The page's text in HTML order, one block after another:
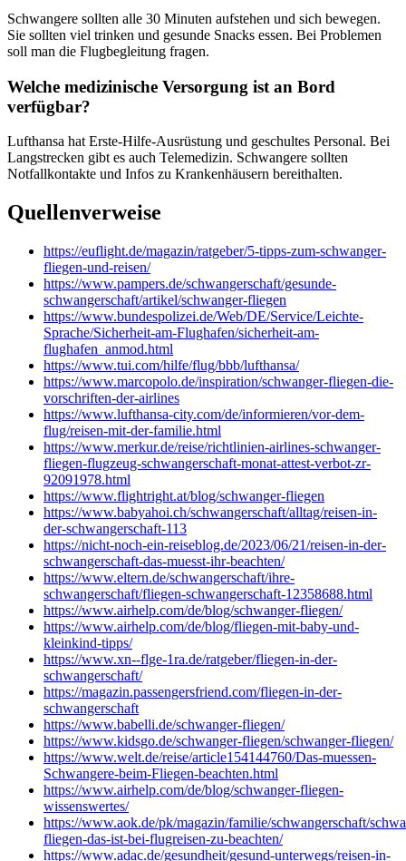
Schwangere sollten alle 30 Minuten aufstehen und sich bewegen.
Sie sollten viel trinken und gesunde Snacks essen. Bei Problemen
soll man die Flugbegleitung fragen.
Welche medizinische Versorgung ist an Bord
verfügbar?
Lufthansa hat Erste-Hilfe-Ausrüstung und geschultes Personal. Bei
Langstrecken gibt es auch Telemedizin. Schwangere sollten
Notfallkontakte und Infos zu Krankenhäusern bereithalten.
Quellenverweise
https://euflight.de/magazin/ratgeber/5-tipps-zum-schwanger-
fliegen-und-reisen/
https://www.pampers.de/schwangerschaft/gesunde-
schwangerschaft/artikel/schwanger-fliegen
https://www.bundespolizei.de/Web/DE/Service/Leichte-
Sprache/Sicherheit-am-Flughafen/sicherheit-am-
flughafen_anmod.html
https://www.tui.com/hilfe/flug/bbb/lufthansa/
https://www.marcopolo.de/inspiration/schwanger-fliegen-die-
vorschriften-der-airlines
https://www.lufthansa-city.com/de/informieren/vor-dem-
flug/reisen-mit-der-familie.html
https://www.merkur.de/reise/richtlinien-airlines-schwanger-
fliegen-flugzeug-schwangerschaft-monat-attest-verbot-zr-
92091978.html
https://www.flightright.at/blog/schwanger-fliegen
https://www.babyahoi.ch/schwangerschaft/alltag/reisen-in-
der-schwangerschaft-113
https://nicht-noch-ein-reiseblog.de/2023/06/21/reisen-in-der-
schwangerschaft-das-muesst-ihr-beachten/
https://www.eltern.de/schwangerschaft/ihre-
schwangerschaft/fliegen-schwangerschaft-12358688.html
https://www.airhelp.com/de/blog/schwanger-fliegen/
https://www.airhelp.com/de/blog/fliegen-mit-baby-und-
kleinkind-tipps/
https://www.xn--flge-1ra.de/ratgeber/fliegen-in-der-
schwangerschaft/
https://magazin.passengersfriend.com/fliegen-in-der-
schwangerschaft
https://www.babelli.de/schwanger-fliegen/
https://www.kidsgo.de/schwanger-fliegen/schwanger-fliegen/
https://www.welt.de/reise/article154144760/Das-muessen-
Schwangere-beim-Fliegen-beachten.html
https://www.airhelp.com/de/blog/schwanger-fliegen-
wissenswertes/
https://www.aok.de/pk/magazin/familie/schwangerschaft/
fliegen-das-ist-bei-flugreisen-zu-beachten/
https://www.adac.de/gesundheit/gesund-unterwegs/reisen-in-